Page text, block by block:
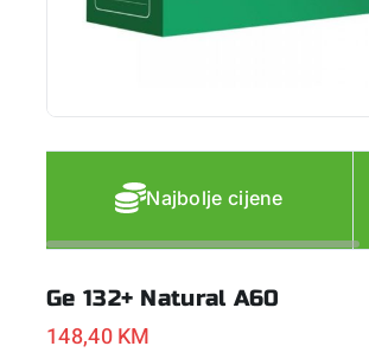
Najbolje cijene
Ge 132+ Natural A60
148,40KM